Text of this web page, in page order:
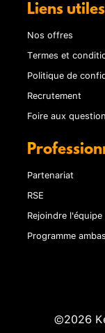
Liens utiles
Nos offres
Termes et
Politique de
Recrutement
Foire aux
Partenariat
RSE
Rejoindre
Programme
©2026